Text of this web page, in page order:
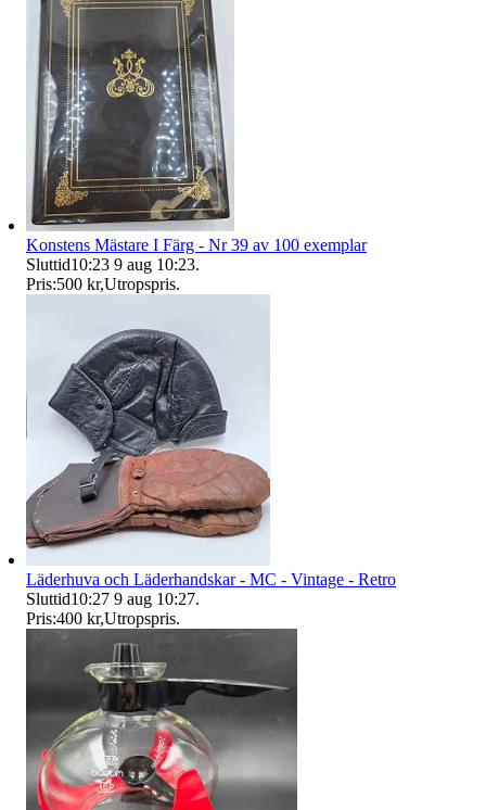
Konstens Mästare I Färg - Nr 39 av 100 exemplar
Sluttid10:23 9 aug 10:23.
Pris:500 kr,Utropspris.
Läderhuva och Läderhandskar - MC - Vintage - Retro
Sluttid10:27 9 aug 10:27.
Pris:400 kr,Utropspris.